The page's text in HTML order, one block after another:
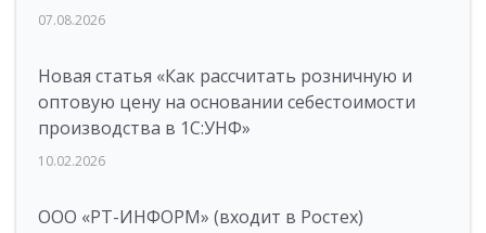
07.08.2026
Новая статья «Как рассчитать розничную и
оптовую цену на основании себестоимости
производства в 1С:УНФ»
10.02.2026
ООО «РТ-ИНФОРМ» (входит в Ростех)